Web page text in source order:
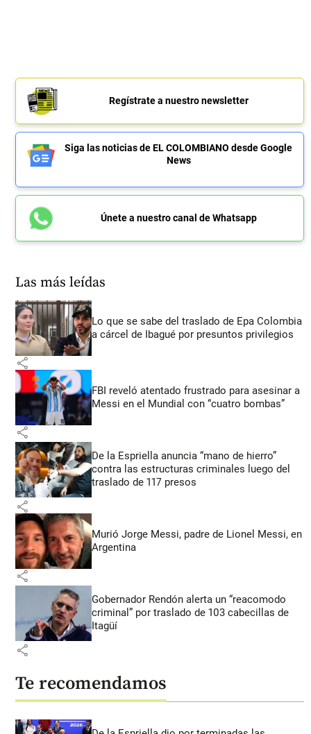
Regístrate a nuestro newsletter
Siga las noticias de EL COLOMBIANO desde Google
News
Únete a nuestro canal de Whatsapp
Las más leídas
Lo que se sabe del traslado de Epa Colombia
a cárcel de Ibagué por presuntos privilegios
share
FBI reveló atentado frustrado para asesinar a
Messi en el Mundial con “cuatro bombas”
share
De la Espriella anuncia “mano de hierro”
contra las estructuras criminales luego del
traslado de 117 presos
share
Murió Jorge Messi, padre de Lionel Messi, en
Argentina
share
Gobernador Rendón alerta un “reacomodo
criminal” por traslado de 103 cabecillas de
Itagüí
share
Te recomendamos